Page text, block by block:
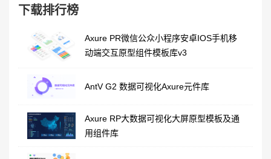
下载排行榜
Axure PR微信公众小程序安卓IOS手机移
动端交互原型组件模板库v3
AntV G2 数据可视化Axure元件库
Axure RP大数据可视化大屏原型模板及通
用组件库